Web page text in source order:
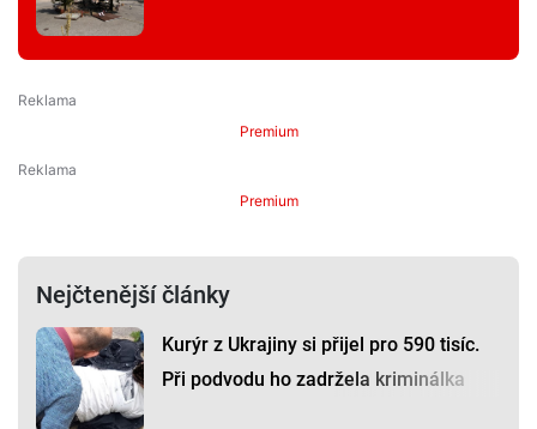
Premium
Premium
Nejčtenější články
Kurýr z Ukrajiny si přijel pro 590 tisíc.
Při podvodu ho zadržela kriminálka